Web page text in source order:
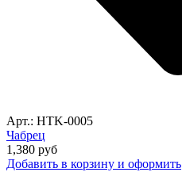
Арт.: HTK-0005
Чабрец
1,380 руб
Добавить в корзину и оформить